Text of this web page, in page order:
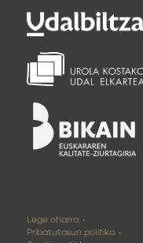
Lege oharra
Pribatutasun politika